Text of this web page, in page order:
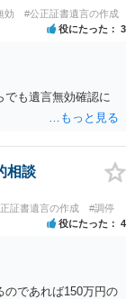
いように思います。
条 遺留分権利者及
財産を承継し又は
おいて同じ。）又
払を請求すること
効 #公正証書遺言の作成
役にたった 3
も遺言無効確認に
相談
証書遺言の作成 #調停
役にたった 4
のであれば150万円の